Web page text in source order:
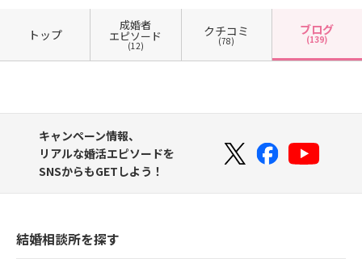
トップ
成婚者
エピソード
(12)
クチコミ
(78)
ブログ
(139)
キャンペーン情報、
リアルな婚活エピソードを
SNSからもGETしよう！
結婚相談所を探す